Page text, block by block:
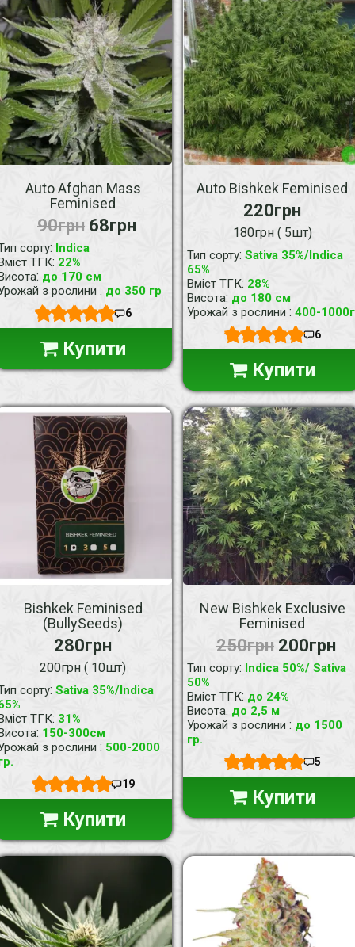
Auto Afghan Mass
Feminised
90грн 68грн
сорту: Indica
ТГК: 22%
: до 170 см
з рослини : до 350 гр
6
Купити
Auto Bishkek Feminised
220грн
180грн ( 5шт)
Тип сорту: Sativa 35%/Indica
65%
Вміст ТГК: 28%
Висота: до 180 см
Урожай з рослини : 400-1000г
6
Купити
Bishkek Feminised
(BullySeeds)
280грн
200грн ( 10шт)
сорту: Sativa 35%/Indica
ТГК: 31%
: 150-300см
з рослини : 500-2000
19
Купити
New Bishkek Exclusive
Feminised
250грн 200грн
Тип сорту: Indica 50%/ Sativa
50%
Вміст ТГК: до 24%
Висота: до 2,5 м
Урожай з рослини : до 1500
гр.
5
Купити